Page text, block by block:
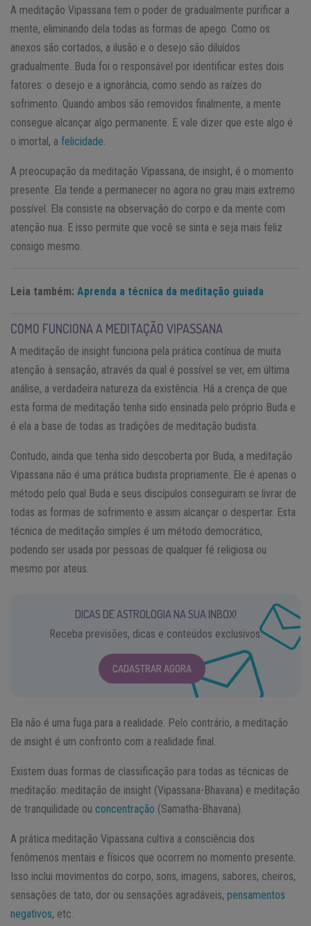
A meditação Vipassana tem o poder de gradualmente purificar a
mente, eliminando dela todas as formas de apego. Como os
anexos são cortados, a ilusão e o desejo são diluídos
gradualmente. Buda foi o responsável por identificar estes dois
fatores: o desejo e a ignorância, como sendo as raízes do
sofrimento. Quando ambos são removidos finalmente, a mente
consegue alcançar algo permanente. E vale dizer que este algo é
o imortal, a felicidade
A preocupação da meditação Vipassana, de insight, é o momento
presente. Ela tende a permanecer no agora no grau mais extremo
possível. Ela consiste na observação do corpo e da mente com
atenção nua. E isso permite que você se sinta e seja mais feliz
consigo mesmo.
Leia também: Aprenda a técnica da meditação guiada
COMO FUNCIONA A MEDITAÇÃO VIPASSANA
A meditação de insight funciona pela prática contínua de muita
atenção à sensação, através da qual é possível se ver, em última
análise, a verdadeira natureza da existência. Há a crença de que
esta forma de meditação tenha sido ensinada pelo próprio Buda e
é ela a base de todas as tradições de meditação budista.
Contudo, ainda que tenha sido descoberta por Buda, a meditação
Vipassana não é uma prática budista propriamente. Ele é apenas o
método pelo qual Buda e seus discípulos conseguiram se livrar de
todas as formas de sofrimento e assim alcançar o despertar. Esta
técnica de meditação simples é um método democrático,
podendo ser usada por pessoas de qualquer fé religiosa ou
mesmo por ateus.
DICAS DE ASTROLOGIA NA SUA INBOX!
Receba previsões, dicas e conteúdos exclusivos.
CADASTRAR AGORA
Ela não é uma fuga para a realidade. Pelo contrário, a meditação
de insight é um confronto com a realidade final.
Existem duas formas de classificação para todas as técnicas de
meditação: meditação de insight (Vipassana-Bhavana) e meditação
de tranquilidade ou concentração (Samatha-Bhavana).
A prática meditação Vipassana cultiva a consciência dos
fenômenos mentais e físicos que ocorrem no momento presente.
Isso inclui movimentos do corpo, sons, imagens, sabores, cheiros,
sensações de tato, dor ou sensações agradáveis, pensamentos
negativos, etc.